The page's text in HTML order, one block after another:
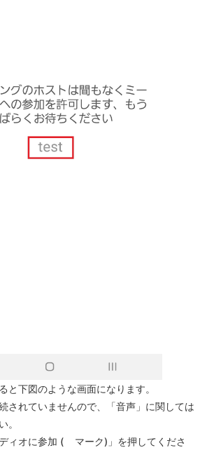
と下図のような画面になります。
されていませんので、「音声」に関しては
。
ィオに参加 (
マーク)」を押してくださ